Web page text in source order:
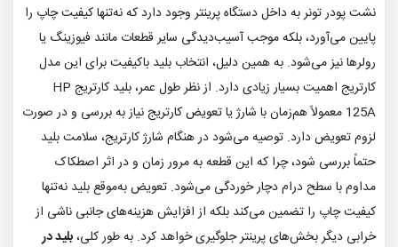
نشت پودر تونر به داخل دستگاه پرینتر وجود دارد که نه‌تنها کیفیت چاپ را
پایین می‌آورد، بلکه موجب آسیب‌دیدگی سایر قطعات مانند فیوزینگ یا
رولرها نیز می‌شود. به همین دلیل، انتخاب بلید باکیفیت برای این مدل
کارتریج اهمیت بسیار زیادی دارد. از نظر طول عمر، بلید کارتریج HP
125A معمولاً هم‌زمان با شارژ یا تعویض کارتریج نیاز به بررسی و در صورت
لزوم تعویض دارد. توصیه می‌شود در هنگام شارژ کارتریج، سلامت بلید
حتماً بررسی شود، چرا که این قطعه به مرور زمان و در اثر اصطکاک
مداوم با سطح درام دچار خوردگی می‌شود. تعویض به‌موقع بلید نه‌تنها
کیفیت چاپ را تضمین می‌کند بلکه از افزایش هزینه‌های جانبی ناشی از
خرابی دیگر بخش‌های پرینتر جلوگیری خواهد کرد. به طور کلی،بلید در